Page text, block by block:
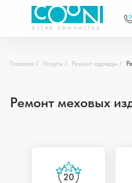
БУТИК ХИМЧИСТКА
Главная / Услуги / Ремонт одежды /
Ремонт меховых